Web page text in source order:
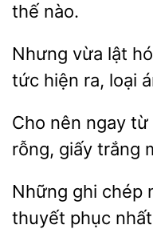
thế
Nhưng
lật
tức hiện ra, loại
ngay từ
rỗng, giấy trắng
Những chép
thuyết phục